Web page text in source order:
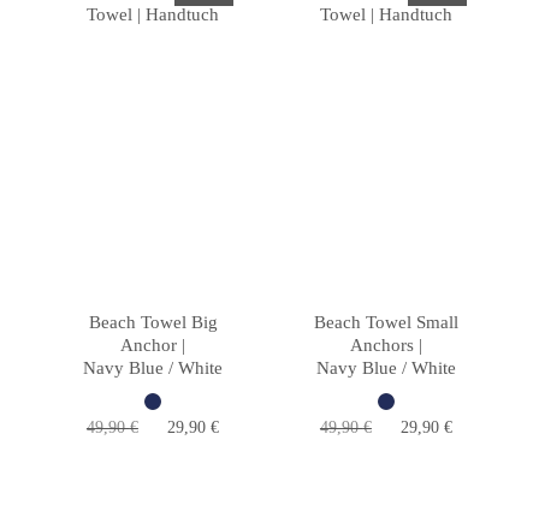
Beach Towel Big
Anchor |
Navy Blue / White
49,90€
Ursprünglicher
29,90€Aktueller
Beach Towel Small
Anchors |
Navy Blue / White
49,90€
Ursprünglicher
29,90€Aktueller